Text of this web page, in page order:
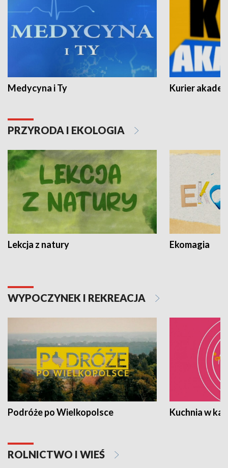
Medycyna i Ty Kurier
PRZYRODA I EKOLOGIA
Lekcja z natury Ekomagia
WYPOCZYNEK I REKREACJA
Podróże po Wielkopolsce Kuchnia w
ROLNICTWO I WIEŚ